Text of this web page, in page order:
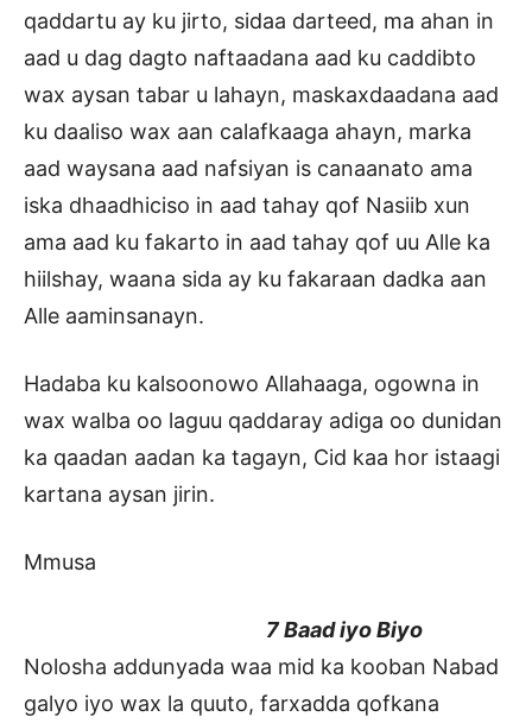
qaddartu ay ku jirto, sidaa darteed, ma ahan in
aad u dag dagto naftaadana aad ku caddibto
wax aysan tabar u lahayn, maskaxdaadana aad
ku daaliso wax aan calafkaaga ahayn, marka
aad waysana aad nafsiyan is canaanato ama
iska dhaadhiciso in aad tahay qof Nasiib xun
ama aad ku fakarto in aad tahay qof uu Alle ka
hiilshay, waana sida ay ku fakaraan dadka aan
Alle aaminsanayn.
Hadaba ku kalsoonowo Allahaaga, ogowna in
wax walba oo laguu qaddaray adiga oo dunidan
ka qaadan aadan ka tagayn, Cid kaa hor istaagi
kartana aysan jirin.
Mmusa
7 Baad iyo Biyo
Nolosha addunyada waa mid ka kooban Nabad
galyo iyo wax la quuto, farxadda qofkana